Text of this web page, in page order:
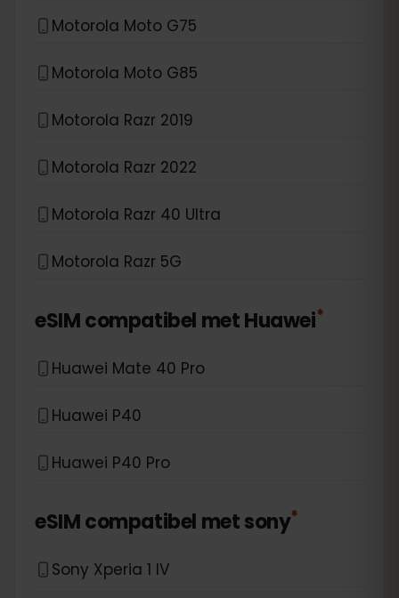
Motorola Moto G75
Motorola Moto G85
Motorola Razr 2019
Motorola Razr 2022
Motorola Razr 40 Ultra
Motorola Razr 5G
eSIM compatibel metHuawei*
Huawei Mate 40 Pro
Huawei P40
Huawei P40 Pro
eSIM compatibel metsony*
Sony Xperia 1 IV